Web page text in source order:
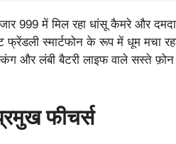
999 में मिल रहा धांसू कैमरे और
फ्रेंडली स्मार्टफोन के रूप में धूम मचा
और लंबी बैटरी लाइफ वाले सस्ते
फीचर्स